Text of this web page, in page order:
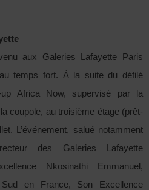
aux Galeries Lafayette Paris
temps fort. À la suite du défilé
Africa Now, supervisé par la
coupole, au troisième étage (prêt-
L’événement, salué notamment
des Galeries Lafayette
Nkosinathi Emmanuel,
Sud en France, Son Excellence